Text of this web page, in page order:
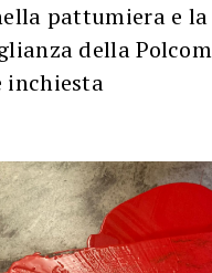
pattumiera e la
della
inchiesta